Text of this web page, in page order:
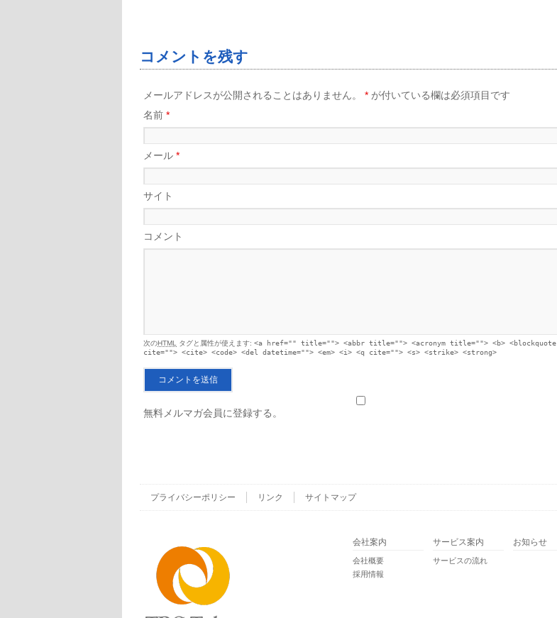
コメントを残す
メールアドレスが公開されることはありません。 * が付いている欄は必須項目です
名前 *
メール *
サイト
コメント
次のHTML タグと属性が使えます: <a href="" title=""> <abbr title=""> <acronym title=""> <b> <blockquote
cite=""> <cite> <code> <del datetime=""> <em> <i> <q cite=""> <s> <strike> <strong>
無料メルマガ会員に登録する。
プライバシーポリシー リンク サイトマップ
会社案内
会社概要
採用情報
サービス案内
サービスの流れ
お知らせ